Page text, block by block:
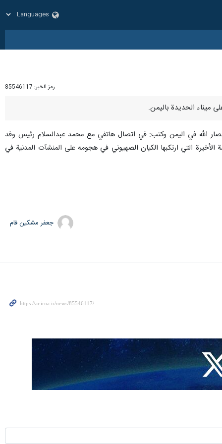
رمز الخبر: 85546117
الله في اليمن وكتب: في اتصال هاتفي مع محمد عبدالسلام رئيس وفد
الأخيرة التي ارتكبها الكيان الصهيوني في هجومه على المنشآت المدنية في
جعفر مشکین فام